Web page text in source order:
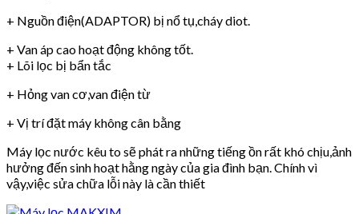
+ Nguồn điện(ADAPTOR) bị nổ tụ,cháy diot.
+ Van áp cao hoạt động không tốt.
+ Lõi lọc bị bẩn tắc
+ Hỏng van cơ,van điện từ
+ Vị trí đặt máy không cân bằng
Máy lọc nước kêu to sẽ phát ra những tiếng ồn rất khó chịu,ảnh
hưởng đến sinh hoạt hằng ngày của gia đình bạn. Chính vì
vậy,việc sửa chữa lỗi này là cần thiết